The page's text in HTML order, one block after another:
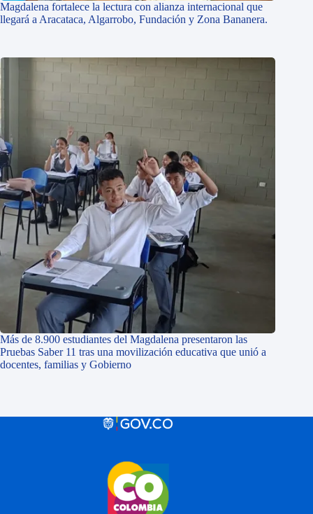
Magdalena fortalece la lectura con alianza internacional que
llegará a Aracataca, Algarrobo, Fundación y Zona Bananera.
Más de 8.900 estudiantes del Magdalena presentaron las
Pruebas Saber 11 tras una movilización educativa que unió a
docentes, familias y Gobierno